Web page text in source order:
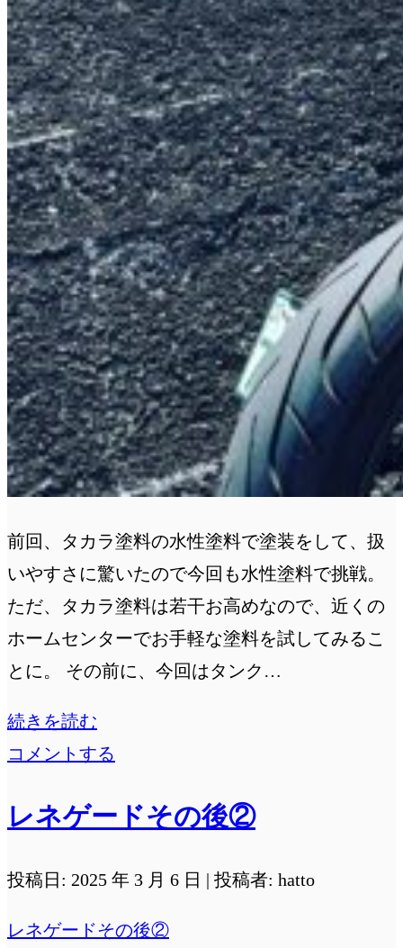
前回、タカラ塗料の水性塗料で塗装をして、扱
いやすさに驚いたので今回も水性塗料で挑戦。
ただ、タカラ塗料は若干お高めなので、近くの
ホームセンターでお手軽な塗料を試してみるこ
とに。 その前に、今回はタンク…
続きを読む
BOLT
回
の
コメントする
レネゲードその後②
投稿日: 2025 年 3 月 6 日 | 投稿者: hatto
レネゲードその後②